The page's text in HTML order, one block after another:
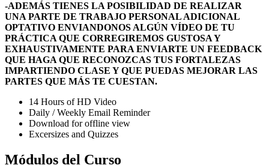
-ADEMÁS TIENES LA POSIBILIDAD DE REALIZAR
UNA PARTE DE TRABAJO PERSONAL ADICIONAL
OPTATIVO ENVIANDONOS ALGÚN VÍDEO DE TU
PRÁCTICA QUE CORREGIREMOS GUSTOSA Y
EXHAUSTIVAMENTE PARA ENVIARTE UN FEEDBACK
QUE HAGA QUE RECONOZCAS TUS FORTALEZAS
IMPARTIENDO CLASE Y QUE PUEDAS MEJORAR LAS
PARTES QUE MÁS TE CUESTAN.
14 Hours of HD Video
Daily / Weekly Email Reminder
Download for offline view
Excersizes and Quizzes
Módulos del Curso